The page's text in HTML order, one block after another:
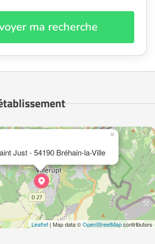
ma recherche
Just - 54190 Bréhain-la-Ville
×
Leaflet | Map data ©OpenStreetMapcontributors